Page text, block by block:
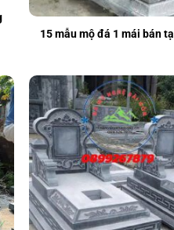
15 mẫu mộ đá 1 mái bán